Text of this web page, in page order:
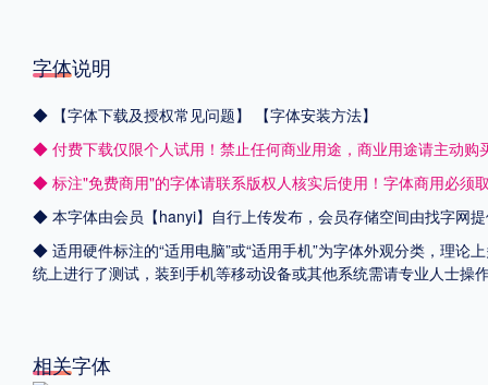
字体说明
◆ 【字体下载及授权常见问题】
【字体安装方法】
◆ 付费下载仅限个人试用！禁止任何商业用途，商业用途请主动购
◆ 标注"免费商用"的字体请联系版权人核实后使用！字体商用必须
◆ 本字体由会员【hanyi】自行上传发布，会员存储空间由找字网
◆ 适用硬件标注的“适用电脑”或“适用手机”为字体外观分类，理论
统上进行了测试，装到手机等移动设备或其他系统需请专业人士
相关字体